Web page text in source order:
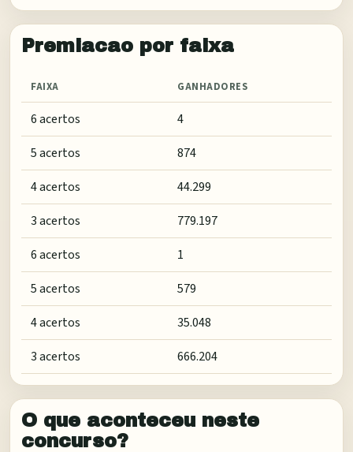
Premiacao por faixa
FAIXA GANHADORES
6 acertos
4
5 acertos
874
4 acertos
44.299
3 acertos
779.197
6 acertos
1
5 acertos
579
4 acertos
35.048
3 acertos
666.204
O que aconteceu neste
concurso?